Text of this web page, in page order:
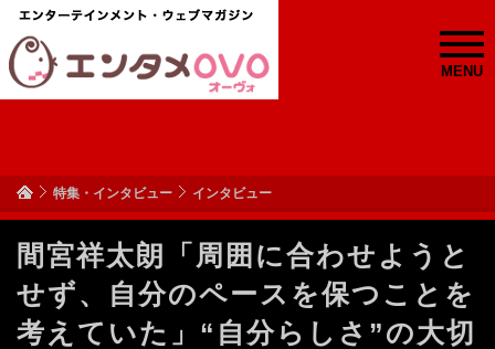
MENU
特集・インタビュー インタビュー
間宮祥太朗「周囲に合わせようと
せず、自分のペースを保つことを
考えていた」“自分らしさ”の大切